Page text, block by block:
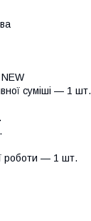
суміші — 1 шт.
роботи — 1 шт.